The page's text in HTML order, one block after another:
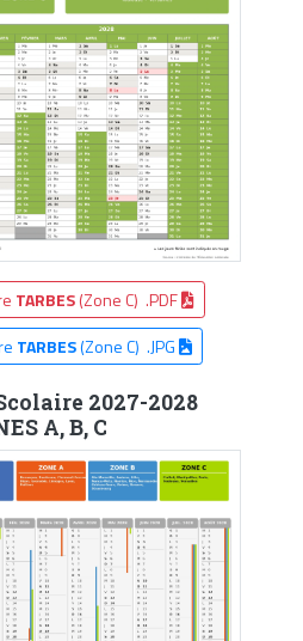
TARBES(Zone C) .PDF
TARBES(Zone C) .JPG
2027-2028
A, B, C